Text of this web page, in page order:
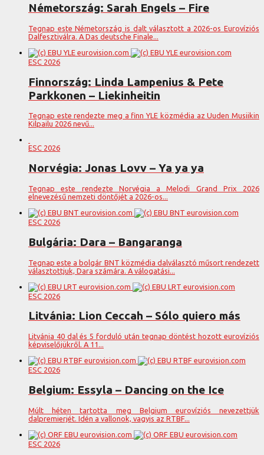
Németország: Sarah Engels – Fire
Tegnap este Németország is dalt választott a 2026-os Eurovíziós
Dalfesztiválra. A Das deutsche Finale...
ESC 2026
Finnország: Linda Lampenius & Pete
Parkkonen – Liekinheitin
Tegnap este rendezte meg a finn YLE közmédia az Uuden Musiikin
Kilpailu 2026 nevű...
ESC 2026
Norvégia: Jonas Lovv – Ya ya ya
Tegnap este rendezte Norvégia a Melodi Grand Prix 2026
elnevezésű nemzeti döntőjét a 2026-os...
ESC 2026
Bulgária: Dara – Bangaranga
Tegnap este a bolgár BNT közmédia dalválasztó műsort rendezett
választottjuk, Dara számára. A válogatási...
ESC 2026
Litvánia: Lion Ceccah – Sólo quiero más
Litvánia 40 dal és 5 forduló után tegnap döntést hozott eurovíziós
képviselőjükről. A 11...
ESC 2026
Belgium: Essyla – Dancing on the Ice
Múlt héten tartotta meg Belgium eurovíziós nevezettjük
dalpremierjét. Idén a vallonok, vagyis az RTBF...
ESC 2026